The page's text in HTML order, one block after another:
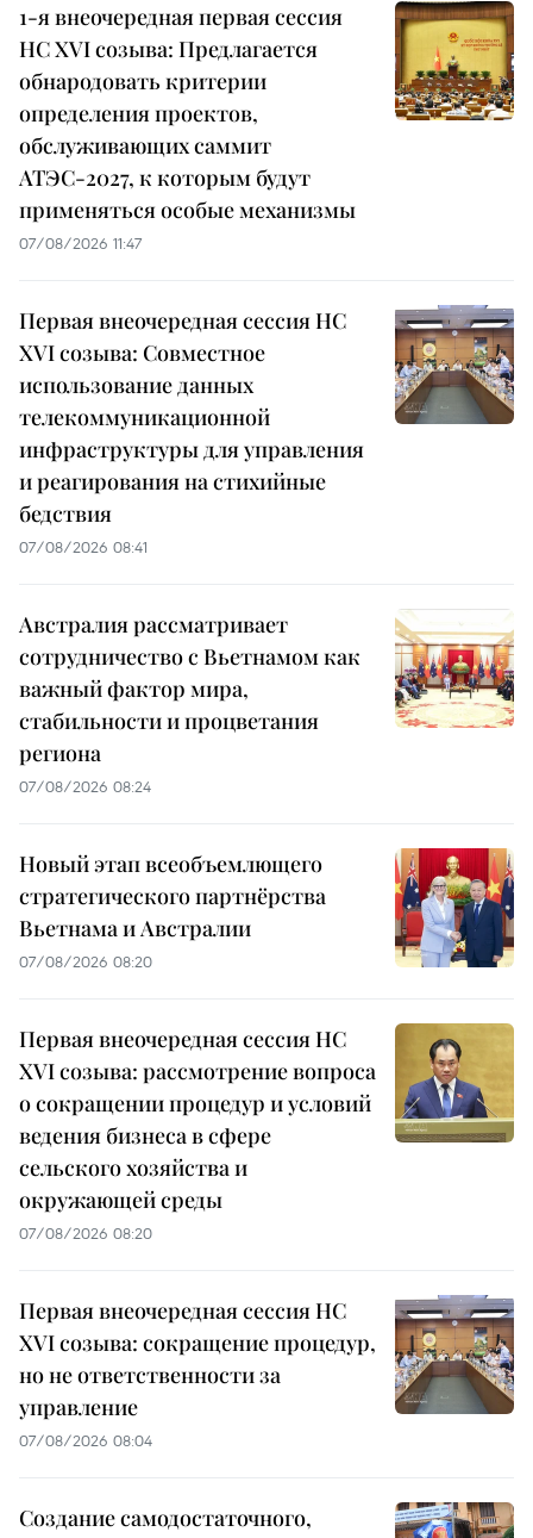
1-я внеочередная первая сессия
НС XVI созыва: Предлагается
обнародовать критерии
определения проектов,
обслуживающих саммит
АТЭС-2027, к которым будут
применяться особые механизмы
07/08/2026 11:47
Первая внеочередная сессия НС
XVI созыва: Совместное
использование данных
телекоммуникационной
инфраструктуры для управления
и реагирования на стихийные
бедствия
07/08/2026 08:41
Австралия рассматривает
сотрудничество с Вьетнамом как
важный фактор мира,
стабильности и процветания
региона
07/08/2026 08:24
Новый этап всеобъемлющего
стратегического партнёрства
Вьетнама и Австралии
07/08/2026 08:20
Первая внеочередная сессия НС
XVI созыва: рассмотрение вопроса
о сокращении процедур и условий
ведения бизнеса в сфере
сельского хозяйства и
окружающей среды
07/08/2026 08:20
Первая внеочередная сессия НС
XVI созыва: сокращение процедур,
но не ответственности за
управление
07/08/2026 08:04
Создание самодостаточного,